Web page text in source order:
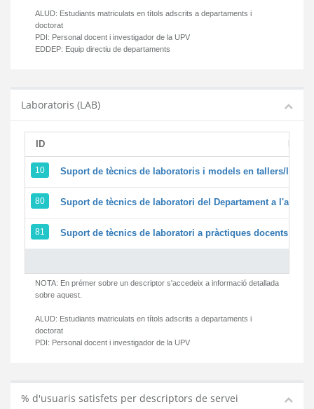
ALUD: Estudiants matriculats en títols adscrits a departaments i
doctorat
PDI: Personal docent i investigador de la UPV
EDDEP: Equip directiu de departaments
Laboratoris (LAB)
ID
10 Suport de tècnics de laboratoris i models en tallers/
80 Suport de tècnics de laboratori del Departament a
81 Suport de tècnics de laboratori a pràctiques docents i
NOTA: En prémer sobre un descriptor s'accedeix a informació detallada
sobre aquest.
ALUD: Estudiants matriculats en títols adscrits a departaments i
doctorat
PDI: Personal docent i investigador de la UPV
% d'usuaris satisfets per descriptors de servei